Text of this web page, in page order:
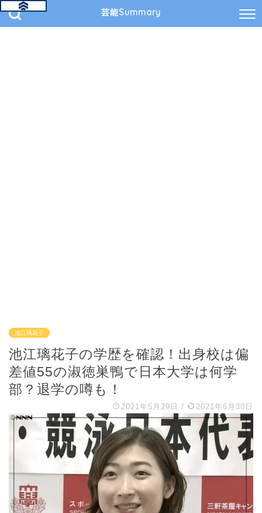
芸能Summary
池江璃花子
池江璃花子の学歴を確認！出身校は偏
差値55の淑徳巣鴨で日本大学は何学
部？退学の噂も！
2021年5月29日 / 2021年6月30日